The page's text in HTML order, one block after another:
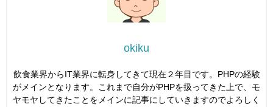
okiku
飲食業界からIT業界に転身してきて現在２年目です。PHPの経験
がメインとなります。これまで自分がPHPを扱ってきた上で、モ
ヤモヤしてきたことをメインに記事にしていきますのでよろしく